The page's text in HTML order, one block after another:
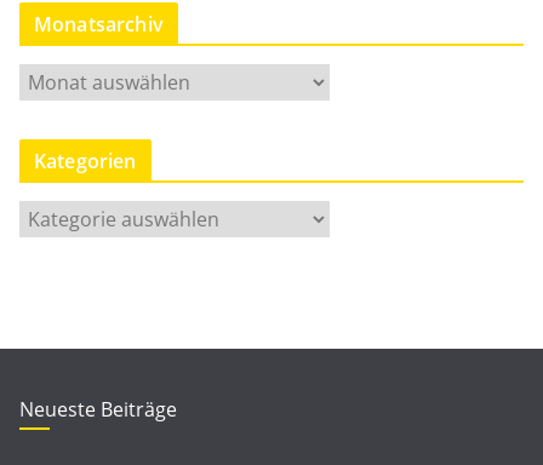
Monatsarchiv
M
o
n
t
h
v
Kategorien
a
r
i
Neueste Beiträge